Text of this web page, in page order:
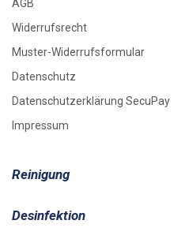
AGB
Widerrufsrecht
Muster-Widerrufsformular
Datenschutz
Datenschutzerklärung SecuPay
Impressum
Reinigung
Desinfektion